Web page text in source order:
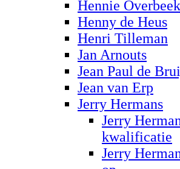
Hennie Overbeek
Henny de Heus
Henri Tilleman
Jan Arnouts
Jean Paul de
Jean van Erp
Jerry Hermans
Jerry
kwalificatie
Jerry